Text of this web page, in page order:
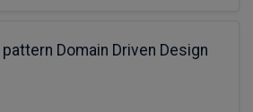
Domain Driven Design